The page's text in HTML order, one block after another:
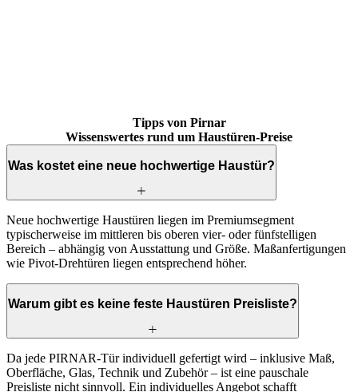
Tipps von Pirnar
Wissenswertes rund um Haustüren-Preise
Was kostet eine neue hochwertige Haustür?
Neue hochwertige Haustüren liegen im Premiumsegment
typischerweise im mittleren bis oberen vier- oder fünfstelligen
Bereich – abhängig von Ausstattung und Größe. Maßanfertigungen
wie Pivot-Drehtüren liegen entsprechend höher.
Warum gibt es keine feste Haustüren Preisliste?
Da jede PIRNAR-Tür individuell gefertigt wird – inklusive Maß,
Oberfläche, Glas, Technik und Zubehör – ist eine pauschale
Preisliste nicht sinnvoll. Ein individuelles Angebot schafft